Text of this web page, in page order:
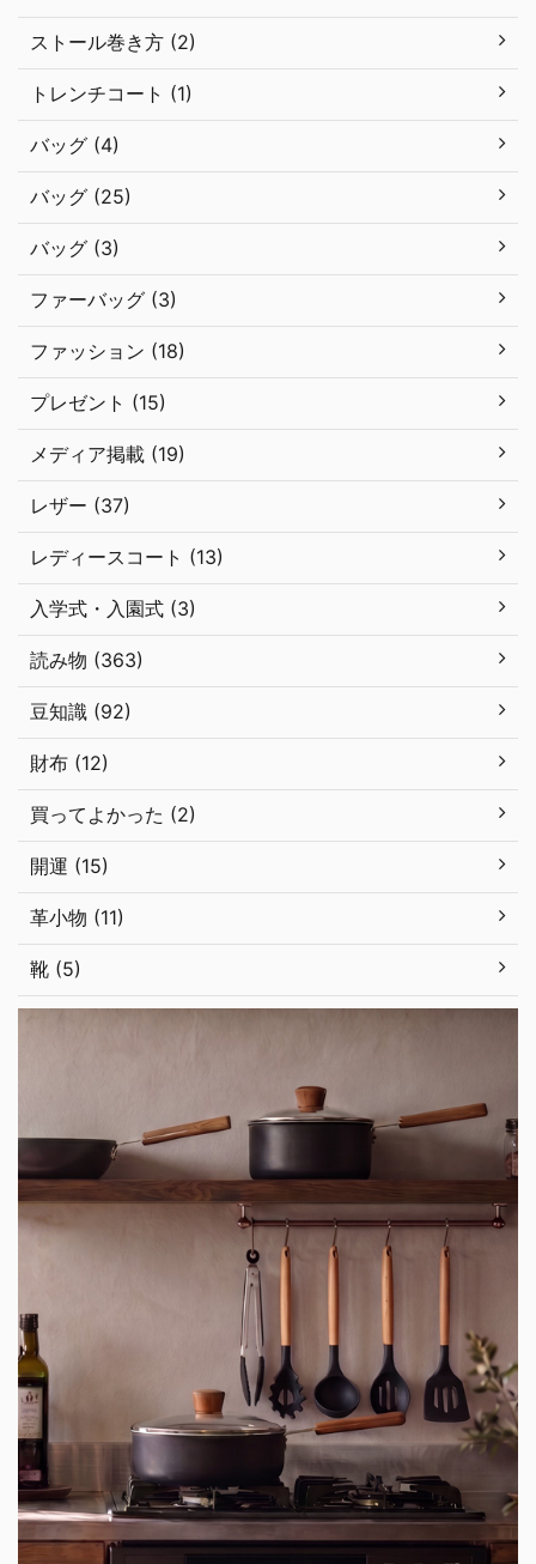
ストール巻き方 (2)
トレンチコート (1)
バッグ (4)
バッグ (25)
バッグ (3)
ファーバッグ (3)
ファッション (18)
プレゼント (15)
メディア掲載 (19)
レザー (37)
レディースコート (13)
入学式・入園式 (3)
読み物 (363)
豆知識 (92)
財布 (12)
買ってよかった (2)
開運 (15)
革小物 (11)
靴 (5)